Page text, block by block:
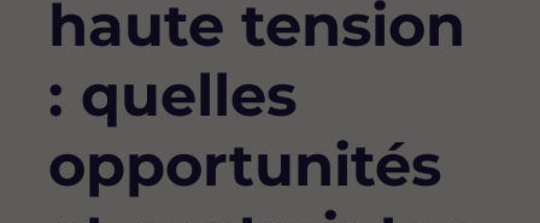
haute tension
: quelles
opportunités